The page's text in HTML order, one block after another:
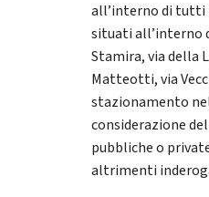
all’interno di tutti
situati all’interno
Stamira, via della
Matteotti, via
stazionamento
considerazione
pubbliche o
altrimenti